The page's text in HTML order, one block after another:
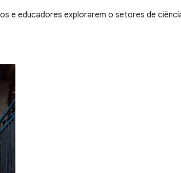
e educadores explorarem o setores de